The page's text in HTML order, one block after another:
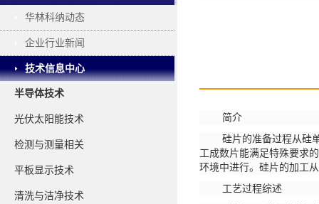
华林科纳动态
企业行业新闻
技术信息中心
半导体技术
光伏太阳能技术
检测与测量相关
平板显示技术
清洗与洁净技术
简介
硅片的准备过程从硅
工成数片能满足特殊要求
环境中进行。硅片的加工
工艺过程综述